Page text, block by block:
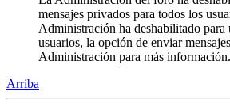
mensajes privados para todos los
Administración ha deshabilitado para
usuarios, la opción de enviar
Administración para más información.
Arriba